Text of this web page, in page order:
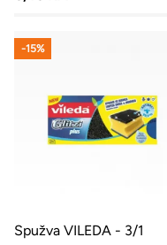
Spužva VILEDA - 3/1
-15%